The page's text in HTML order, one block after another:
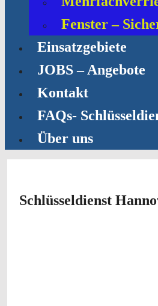
Fenster –
Einsatzgebiete
JOBS – Angebote
Kontakt
FAQs-
Über uns
Schlüsseldienst